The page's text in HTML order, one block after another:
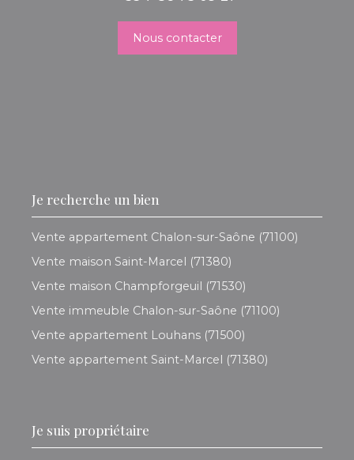
Nous contacter
Je recherche un bien
Vente appartement Chalon-sur-Saône (71100)
Vente maison Saint-Marcel (71380)
Vente maison Champforgeuil (71530)
Vente immeuble Chalon-sur-Saône (71100)
Vente appartement Louhans (71500)
Vente appartement Saint-Marcel (71380)
Je suis propriétaire